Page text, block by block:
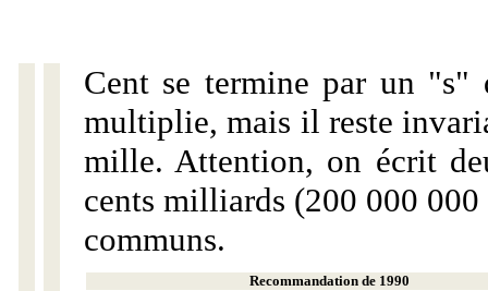
Cent se termine par un "s"
multiplie, mais il reste
mille. Attention, on écrit
cents milliards (200 000
communs.
Recommandation de 1990